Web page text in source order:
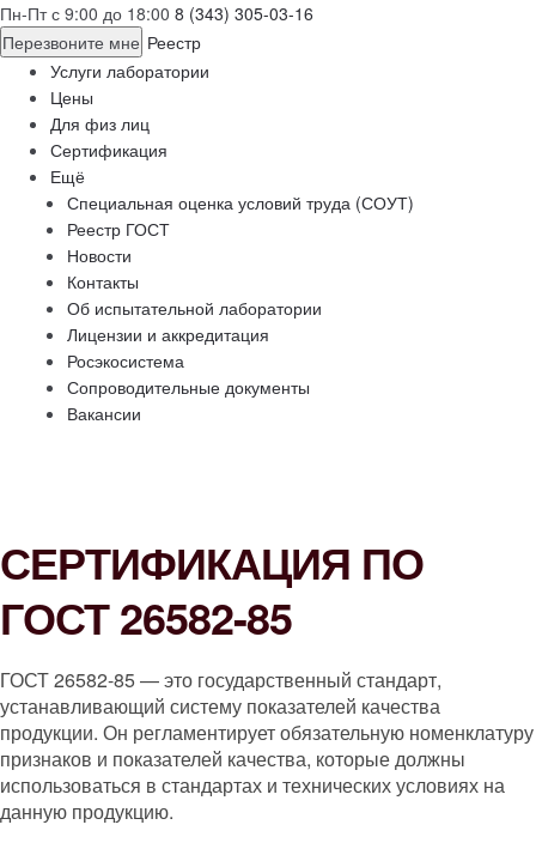
Пн-Пт с 9:00 до 18:00 8 (343) 305-03-16
Перезвоните мне Реестр
Услуги лаборатории
Цены
Для физ лиц
Сертификация
Ещё
Специальная оценка условий труда (СОУТ)
Реестр ГОСТ
Новости
Контакты
Об испытательной лаборатории
Лицензии и аккредитация
Росэкосистема
Сопроводительные документы
Вакансии
СЕРТИФИКАЦИЯ ПО
ГОСТ 26582-85
ГОСТ 26582-85 — это государственный стандарт,
устанавливающий систему показателей качества
продукции. Он регламентирует обязательную номенклатуру
признаков и показателей качества, которые должны
использоваться в стандартах и технических условиях на
данную продукцию.